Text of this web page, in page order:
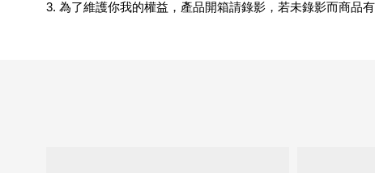
3. 為了維護你我的權益，產品開箱請錄影，若未錄影而商品